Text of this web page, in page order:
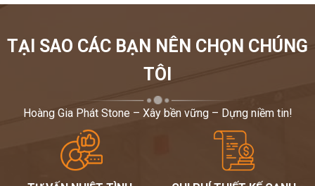
TẠI SAO CÁC BẠN NÊN CHỌN CHÚNG
TÔI
Hoàng Gia Phát Stone – Xây bền vững – Dựng niềm tin!